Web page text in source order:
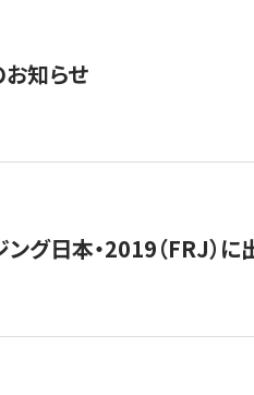
知らせ
ング日本・2019（FRJ）